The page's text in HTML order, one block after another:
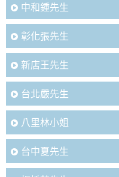
中和鍾先生
彰化張先生
新店王先生
台北嚴先生
八里林小姐
台中夏先生